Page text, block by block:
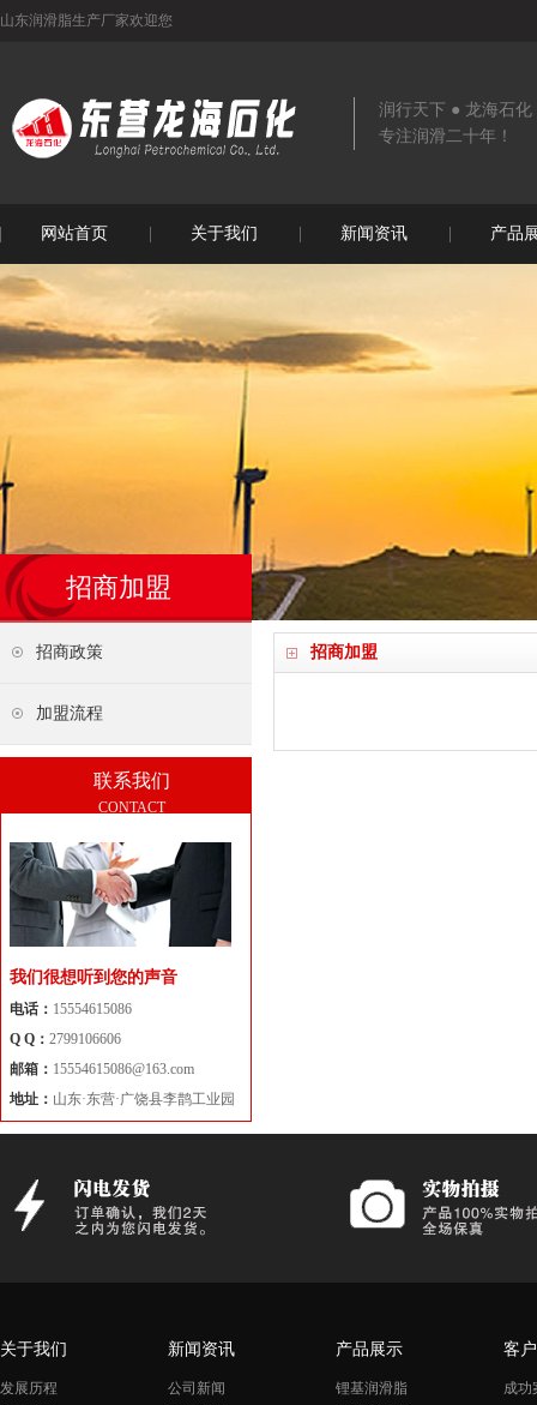
山东润滑脂生产厂家欢迎您
润行天下 ● 龙海石化
专注润滑二十年！
网站首页 关于我们 新闻资讯 产品
招商加盟
招商加盟
招商政策
加盟流程
联系我们
CONTACT
我们很想听到您的声音
电话： 15554615086
Q Q： 2799106606
邮箱： 15554615086@163.com
地址： 山东·东营·广饶县李鹊工业园
关于我们
发展历程
新闻资讯
公司新闻
产品展示
锂基润滑脂
客
成功